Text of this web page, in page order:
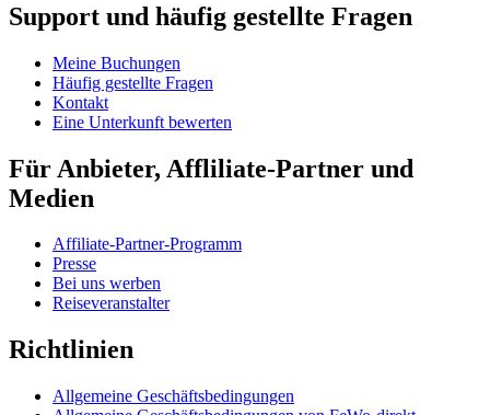
Support und häufig gestellte Fragen
Meine Buchungen
Häufig gestellte Fragen
Kontakt
Eine Unterkunft bewerten
Für Anbieter, Affliliate-Partner und
Medien
Affiliate-Partner-Programm
Presse
Bei uns werben
Reiseveranstalter
Richtlinien
Allgemeine Geschäftsbedingungen